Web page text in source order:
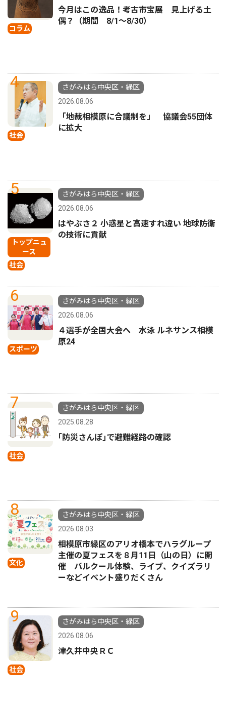
コラム
今月はこの逸品！考古市宝展 見上げる土
偶？（期間 8/1〜8/30）
4
社会
さがみはら中央区・緑区
2026.08.06
「地裁相模原に合議制を」 協議会55団体
に拡大
5
トップニュ
ース
社会
さがみはら中央区・緑区
2026.08.06
はやぶさ２ 小惑星と高速すれ違い 地球防衛
の技術に貢献
6
スポーツ
さがみはら中央区・緑区
2026.08.06
４選手が全国大会へ 水泳 ルネサンス相模
原24
7
社会
さがみはら中央区・緑区
2025.08.28
｢防災さんぽ｣で避難経路の確認
8
文化
さがみはら中央区・緑区
2026.08.03
相模原市緑区のアリオ橋本でハラグループ
主催の夏フェスを８月11日（山の日）に開
催 パルクール体験、ライブ、クイズラリ
ーなどイベント盛りだくさん
9
社会
さがみはら中央区・緑区
2026.08.06
津久井中央ＲＣ